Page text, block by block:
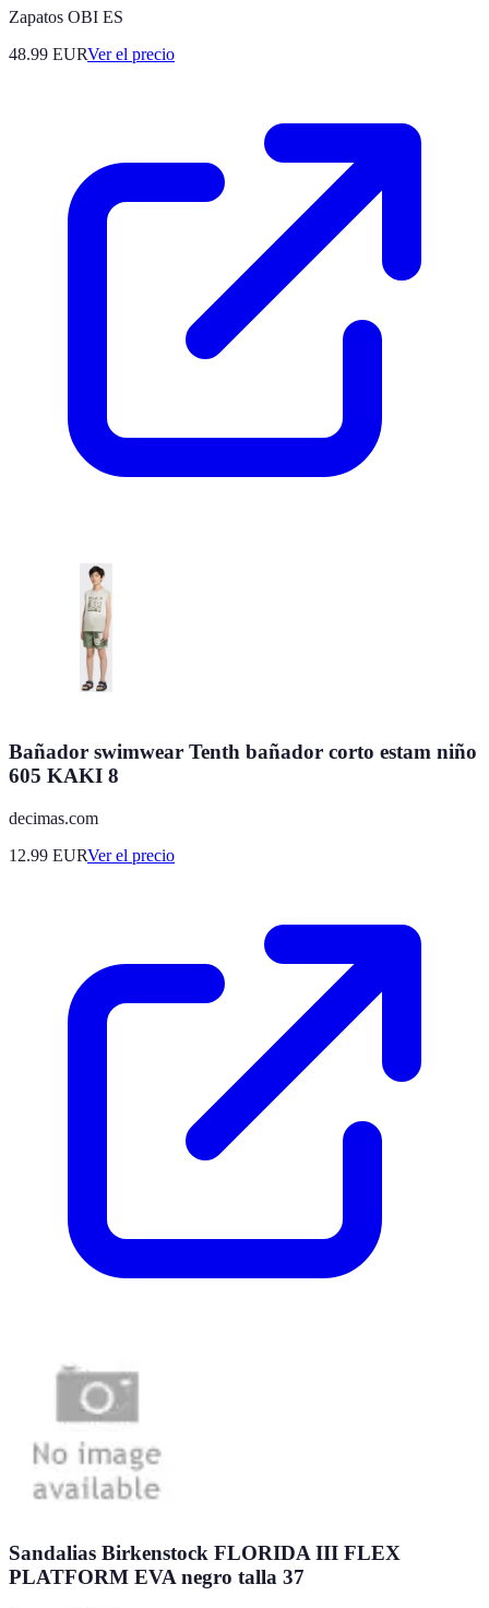
Zapatos OBI ES
48.99 EURVer el precio
Bañador swimwear Tenth bañador corto estam niño
605 KAKI 8
decimas.com
12.99 EURVer el precio
Sandalias Birkenstock FLORIDA III FLEX
PLATFORM EVA negro talla 37